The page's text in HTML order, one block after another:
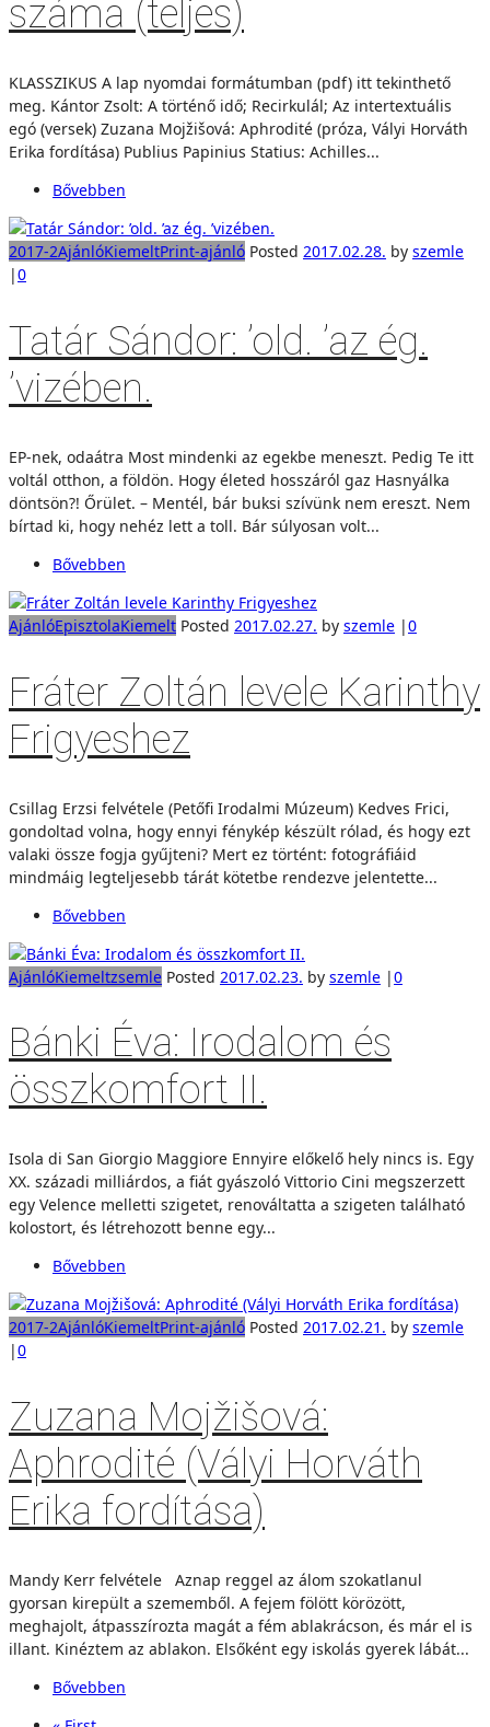
száma (teljes)
KLASSZIKUS A lap nyomdai formátumban (pdf) itt tekinthető
meg. Kántor Zsolt: A történő idő; Recirkulál; Az intertextuális
egó (versek) Zuzana Mojžišová: Aphrodité (próza, Vályi Horváth
Erika fordítása) Publius Papinius Statius: Achilles...
Bővebben
2017-2AjánlóKiemeltPrint-ajánló Posted 2017.02.28. by szemle
|0
Tatár Sándor: ’old. ’az ég.
’vizében.
EP-nek, odaátra Most mindenki az egekbe meneszt. Pedig Te itt
voltál otthon, a földön. Hogy életed hosszáról gaz Hasnyálka
döntsön?! Őrület. – Mentél, bár buksi szívünk nem ereszt. Nem
bírtad ki, hogy nehéz lett a toll. Bár súlyosan volt...
Bővebben
AjánlóEpisztolaKiemelt Posted 2017.02.27. by szemle |0
Fráter Zoltán levele Karinthy
Frigyeshez
Csillag Erzsi felvétele (Petőfi Irodalmi Múzeum) Kedves Frici,
gondoltad volna, hogy ennyi fénykép készült rólad, és hogy ezt
valaki össze fogja gyűjteni? Mert ez történt: fotográfiáid
mindmáig legteljesebb tárát kötetbe rendezve jelentette...
Bővebben
AjánlóKiemeltzsemle Posted 2017.02.23. by szemle |0
Bánki Éva: Irodalom és
összkomfort II.
Isola di San Giorgio Maggiore Ennyire előkelő hely nincs is. Egy
XX. századi milliárdos, a fiát gyászoló Vittorio Cini megszerzett
egy Velence melletti szigetet, renováltatta a szigeten található
kolostort, és létrehozott benne egy...
Bővebben
2017-2AjánlóKiemeltPrint-ajánló Posted 2017.02.21. by szemle
|0
Zuzana Mojžišová:
Aphrodité (Vályi Horváth
Erika fordítása)
Mandy Kerr felvétele Aznap reggel az álom szokatlanul
gyorsan kirepült a szememből. A fejem fölött körözött,
meghajolt, átpasszírozta magát a fém ablakrácson, és már el is
illant. Kinéztem az ablakon. Elsőként egy iskolás gyerek lábát...
Bővebben